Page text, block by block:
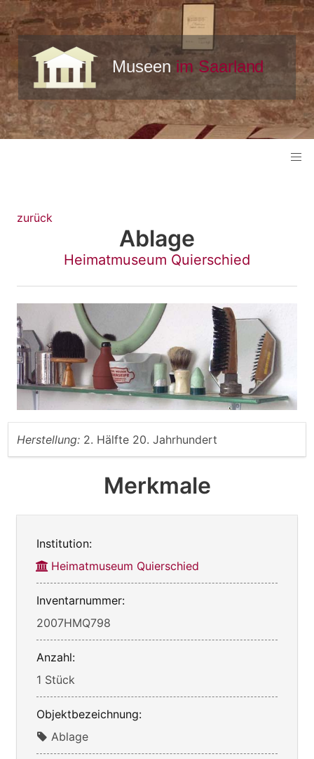
zurück
Ablage
Heimatmuseum Quierschied
Herstellung: 2. Hälfte 20. Jahrhundert
Merkmale
Institution:
Heimatmuseum Quierschied
Inventarnummer:
2007HMQ798
Anzahl:
1 Stück
Objektbezeichnung:
Ablage